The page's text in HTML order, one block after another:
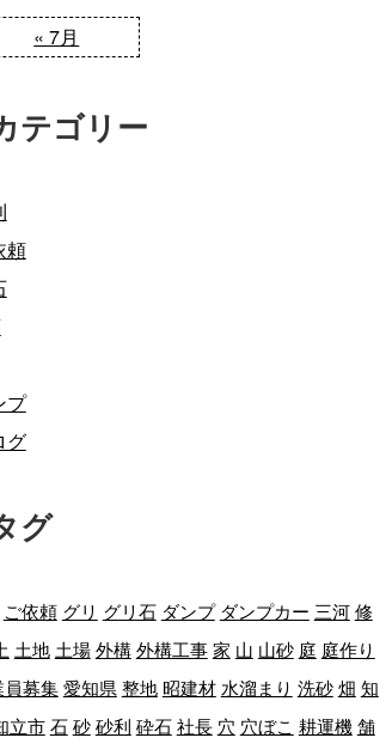
« 7月
テゴリー
頼
プ
グ
グ
ご依頼 グリ グリ石 ダンプ ダンプカー 三河 修
土地 土場 外構 外構工事 家 山 山砂 庭 庭作り
募集 愛知県 整地 昭建材 水溜まり 洗砂 畑 知
立市 石 砂 砂利 砕石 社長 穴 穴ぼこ 耕運機 舗